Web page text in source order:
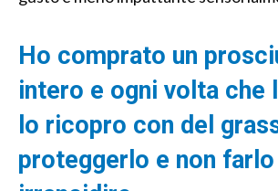
Ho comprato un
intero e ogni volta che
lo ricopro con del
proteggerlo e non farlo